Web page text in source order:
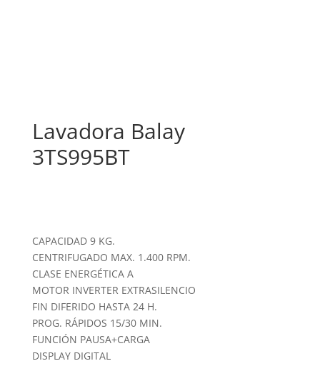
Lavadora Balay
3TS995BT
CAPACIDAD 9 KG.
CENTRIFUGADO MAX. 1.400 RPM.
CLASE ENERGÉTICA A
MOTOR INVERTER EXTRASILENCIO
FIN DIFERIDO HASTA 24 H.
PROG. RÁPIDOS 15/30 MIN.
FUNCIÓN PAUSA+CARGA
DISPLAY DIGITAL